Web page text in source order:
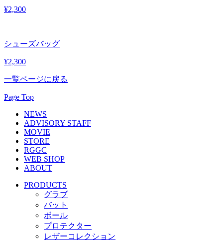
¥2,300
シューズバッグ
¥2,300
一覧ページに戻る
Page Top
NEWS
ADVISORY STAFF
MOVIE
STORE
RGGC
WEB SHOP
ABOUT
PRODUCTS
グラブ
バット
ボール
プロテクター
レザーコレクション